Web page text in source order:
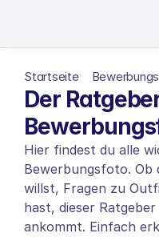
Startseite
Der
Hier findest du alle
Bewerbungsfoto. Ob
willst, Fragen zu
hast, dieser
ankommt. Einfach